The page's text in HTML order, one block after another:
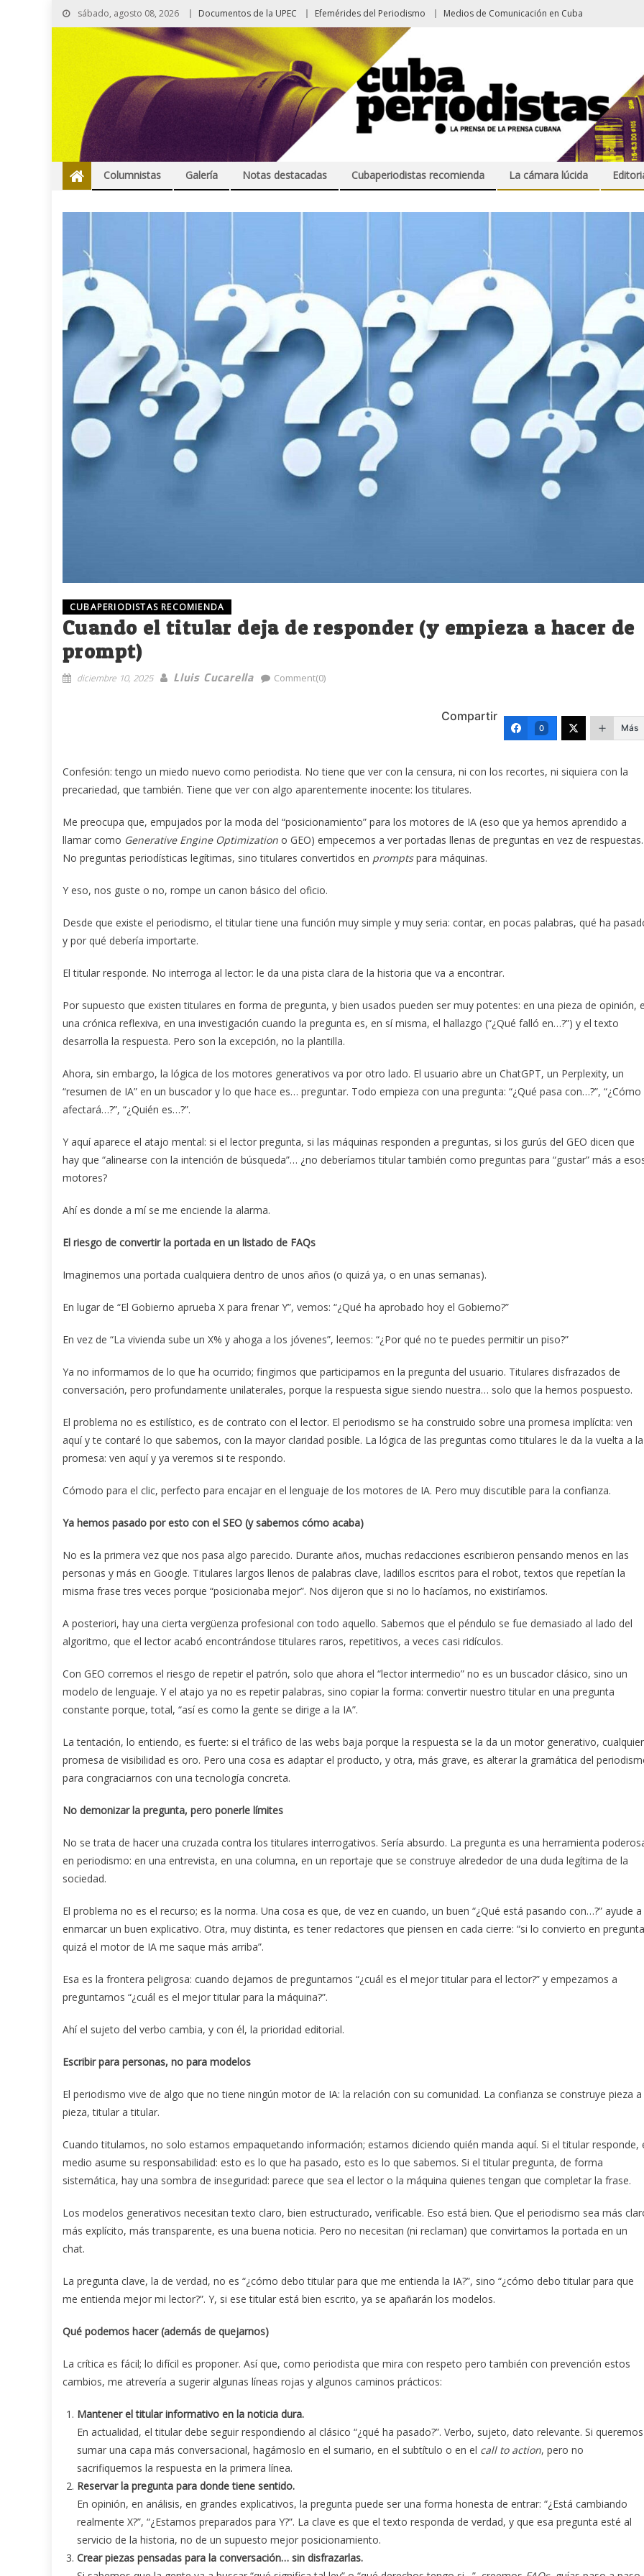
sábado, agosto 08, 2026 Documentos de la UPEC Efemérides del Periodismo Medios de Comunicación en Cuba
Columnistas Galería Notas destacadas Cubaperiodistas recomienda La cámara lúcida
CUBAPERIODISTAS RECOMIENDA
Cuando el titular deja de responder (y empieza a hacer de
prompt)
diciembre 10, 2025 Lluis Cucarella Comment(0)
Compartir
0 Más
Confesión: tengo un miedo nuevo como periodista. No tiene que ver con la censura, ni con los recortes, ni siquiera con la
precariedad, que también. Tiene que ver con algo aparentemente inocente: los titulares.
Me preocupa que, empujados por la moda del “posicionamiento” para los motores de IA (eso que ya hemos aprendido a
llamar como Generative Engine Optimization o GEO) empecemos a ver portadas llenas de preguntas en vez de respuestas.
No preguntas periodísticas legítimas, sino titulares convertidos en promptspara máquinas.
Y eso, nos guste o no, rompe un canon básico del oficio.
Desde que existe el periodismo, el titular tiene una función muy simple y muy seria: contar, en pocas palabras, qué ha
y por qué debería importarte.
El titular responde. No interroga al lector: le da una pista clara de la historia que va a encontrar.
Por supuesto que existen titulares en forma de pregunta, y bien usados pueden ser muy potentes: en una pieza de opinión,
una crónica reflexiva, en una investigación cuando la pregunta es, en sí misma, el hallazgo (“¿Qué falló en…?”) y el texto
desarrolla la respuesta. Pero son la excepción, no la plantilla.
Ahora, sin embargo, la lógica de los motores generativos va por otro lado. El usuario abre un ChatGPT, un Perplexity, un
“resumen de IA” en un buscador y lo que hace es… preguntar. Todo empieza con una pregunta: “¿Qué pasa con…?”, “¿Cómo
afectará…?”, “¿Quién es…?”.
Y aquí aparece el atajo mental: si el lector pregunta, si las máquinas responden a preguntas, si los gurús del GEO dicen que
hay que “alinearse con la intención de búsqueda”… ¿no deberíamos titular también como preguntas para “gustar” más a
motores?
Ahí es donde a mí se me enciende la alarma.
El riesgo de convertir la portada en un listado de FAQs
Imaginemos una portada cualquiera dentro de unos años (o quizá ya, o en unas semanas).
En lugar de “El Gobierno aprueba X para frenar Y”, vemos: “¿Qué ha aprobado hoy el Gobierno?”
En vez de “La vivienda sube un X% y ahoga a los jóvenes”, leemos: “¿Por qué no te puedes permitir un piso?”
Ya no informamos de lo que ha ocurrido; fingimos que participamos en la pregunta del usuario. Titulares disfrazados de
conversación, pero profundamente unilaterales, porque la respuesta sigue siendo nuestra… solo que la hemos pospuesto.
El problema no es estilístico, es de contrato con el lector. El periodismo se ha construido sobre una promesa implícita: ven
aquí y te contaré lo que sabemos, con la mayor claridad posible. La lógica de las preguntas como titulares le da la vuelta a la
promesa: ven aquí y ya veremos si te respondo.
Cómodo para el clic, perfecto para encajar en el lenguaje de los motores de IA. Pero muy discutible para la confianza.
Ya hemos pasado por esto con el SEO (y sabemos cómo acaba)
No es la primera vez que nos pasa algo parecido. Durante años, muchas redacciones escribieron pensando menos en las
personas y más en Google. Titulares largos llenos de palabras clave, ladillos escritos para el robot, textos que repetían la
misma frase tres veces porque “posicionaba mejor”. Nos dijeron que si no lo hacíamos, no existiríamos.
A posteriori, hay una cierta vergüenza profesional con todo aquello. Sabemos que el péndulo se fue demasiado al lado del
algoritmo, que el lector acabó encontrándose titulares raros, repetitivos, a veces casi ridículos.
Con GEO corremos el riesgo de repetir el patrón, solo que ahora el “lector intermedio” no es un buscador clásico, sino un
modelo de lenguaje. Y el atajo ya no es repetir palabras, sino copiar la forma: convertir nuestro titular en una pregunta
constante porque, total, “así es como la gente se dirige a la IA”.
La tentación, lo entiendo, es fuerte: si el tráfico de las webs baja porque la respuesta se la da un motor generativo, cualquier
promesa de visibilidad es oro. Pero una cosa es adaptar el producto, y otra, más grave, es alterar la gramática del
para congraciarnos con una tecnología concreta.
No demonizar la pregunta, pero ponerle límites
No se trata de hacer una cruzada contra los titulares interrogativos. Sería absurdo. La pregunta es una herramienta
en periodismo: en una entrevista, en una columna, en un reportaje que se construye alrededor de una duda legítima de la
sociedad.
El problema no es el recurso; es la norma. Una cosa es que, de vez en cuando, un buen “¿Qué está pasando con…?” ayude a
enmarcar un buen explicativo. Otra, muy distinta, es tener redactores que piensen en cada cierre: “si lo convierto en
quizá el motor de IA me saque más arriba”.
Esa es la frontera peligrosa: cuando dejamos de preguntarnos “¿cuál es el mejor titular para el lector?” y empezamos a
preguntarnos “¿cuál es el mejor titular para la máquina?”.
Ahí el sujeto del verbo cambia, y con él, la prioridad editorial.
Escribir para personas, no para modelos
El periodismo vive de algo que no tiene ningún motor de IA: la relación con su comunidad. La confianza se construye pieza a
pieza, titular a titular.
Cuando titulamos, no solo estamos empaquetando información; estamos diciendo quién manda aquí. Si el titular responde,
medio asume su responsabilidad: esto es lo que ha pasado, esto es lo que sabemos. Si el titular pregunta, de forma
sistemática, hay una sombra de inseguridad: parece que sea el lector o la máquina quienes tengan que completar la frase.
Los modelos generativos necesitan texto claro, bien estructurado, verificable. Eso está bien. Que el periodismo sea más
más explícito, más transparente, es una buena noticia. Pero no necesitan (ni reclaman) que convirtamos la portada en un
chat.
La pregunta clave, la de verdad, no es “¿cómo debo titular para que me entienda la IA?”, sino “¿cómo debo titular para que
me entienda mejor mi lector?”. Y, si ese titular está bien escrito, ya se apañarán los modelos.
Qué podemos hacer (además de quejarnos)
La crítica es fácil; lo difícil es proponer. Así que, como periodista que mira con respeto pero también con prevención estos
cambios, me atrevería a sugerir algunas líneas rojas y algunos caminos prácticos:
Mantener el titular informativo en la noticia dura.
En actualidad, el titular debe seguir respondiendo al clásico “¿qué ha pasado?”. Verbo, sujeto, dato relevante. Si queremos
sumar una capa más conversacional, hagámoslo en el sumario, en el subtítulo o en el call to action, pero no
sacrifiquemos la respuesta en la primera línea.
Reservar la pregunta para donde tiene sentido.
En opinión, en análisis, en grandes explicativos, la pregunta puede ser una forma honesta de entrar: “¿Está cambiando
realmente X?”, “¿Estamos preparados para Y?”. La clave es que el texto responda de verdad, y que esa pregunta esté al
servicio de la historia, no de un supuesto mejor posicionamiento.
Crear piezas pensadas para la conversación… sin disfrazarlas.